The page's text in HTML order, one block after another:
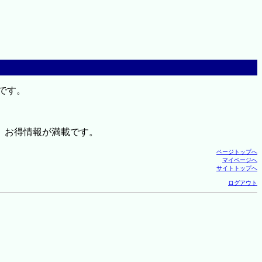
す。
得情報が満載です。
ページトップへ
マイページへ
サイトトップへ
ログアウト